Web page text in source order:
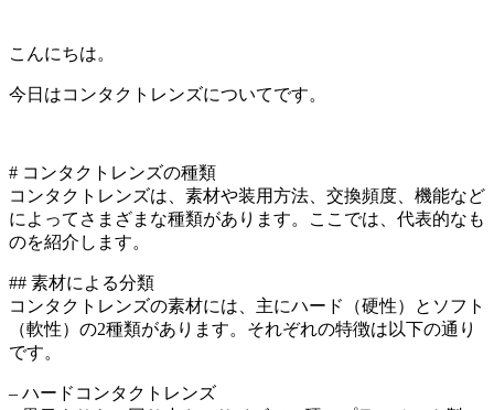
こんにちは。
今日はコンタクトレンズについてです。
# コンタクトレンズの種類
コンタクトレンズは、素材や装用方法、交換頻度、機能など
によってさまざまな種類があります。ここでは、代表的なも
のを紹介します。
## 素材による分類
コンタクトレンズの素材には、主にハード（硬性）とソフト
（軟性）の2種類があります。それぞれの特徴は以下の通り
です。
– ハードコンタクトレンズ